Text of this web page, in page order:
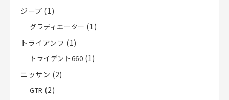
ジープ (1)
グラディエーター (1)
トライアンフ (1)
トライデント660 (1)
ニッサン (2)
GTR (2)